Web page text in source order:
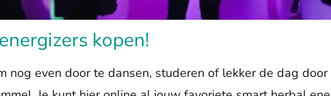
kopen!
nog even door te dansen, studeren of lekker de dag